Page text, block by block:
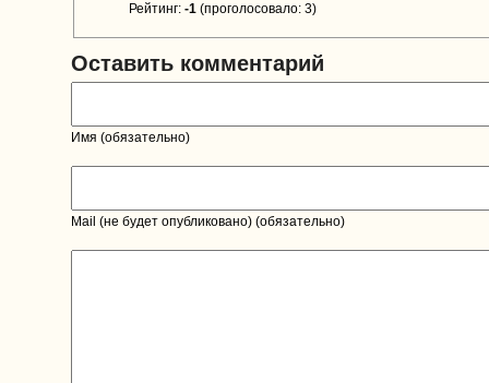
Рейтинг: -1 (проголосовало: 3)
Оставить комментарий
Имя (обязательно)
Mail (не будет опубликовано) (обязательно)